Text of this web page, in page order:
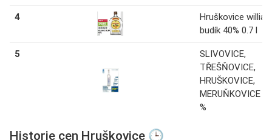
4
Hruškovice
budík 40% 0.7 l
5
SLIVOVICE,
TŘEŠŇOVICE,
HRUŠKOVICE,
MERUŇKOVICE 45
%
Historie cen Hruškovice 🕒